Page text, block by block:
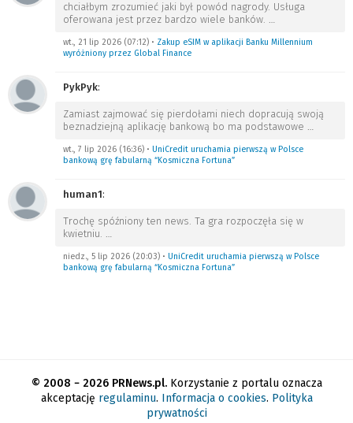
chciałbym zrozumieć jaki był powód nagrody. Usługa
oferowana jest przez bardzo wiele banków. …
wt., 21 lip 2026 (07:12) • Zakup eSIM w aplikacji Banku Millennium
wyróżniony przez Global Finance
PykPyk:
Zamiast zajmować się pierdołami niech dopracują swoją
beznadziejną aplikację bankową bo ma podstawowe …
wt., 7 lip 2026 (16:36) • UniCredit uruchamia pierwszą w Polsce
bankową grę fabularną “Kosmiczna Fortuna”
human1:
Trochę spóźniony ten news. Ta gra rozpoczęła się w
kwietniu. …
niedz., 5 lip 2026 (20:03) • UniCredit uruchamia pierwszą w Polsce
bankową grę fabularną “Kosmiczna Fortuna”
© 2008 − 2026 PRNews.pl.Korzystanie z portalu oznacza
akceptację regulaminu. Informacja o cookies. Polityka
prywatności